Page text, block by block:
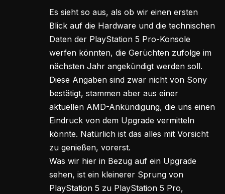
Es sieht so aus, als ob wir einen ersten
Blick auf die Hardware und die technischen
Daten der PlayStation 5 Pro-Konsole
werfen könnten, die Gerüchten zufolge im
nächsten Jahr angekündigt werden soll.
Diese Angaben sind zwar nicht von Sony
bestätigt, stammen aber aus einer
aktuellen AMD-Ankündigung, die uns einen
Eindruck von dem Upgrade vermitteln
könnte. Natürlich ist das alles mit Vorsicht
zu genießen, vorerst.
Was wir hier in Bezug auf ein Upgrade
sehen, ist ein kleinerer Sprung von
PlayStation 5 zu PlayStation 5 Pro,